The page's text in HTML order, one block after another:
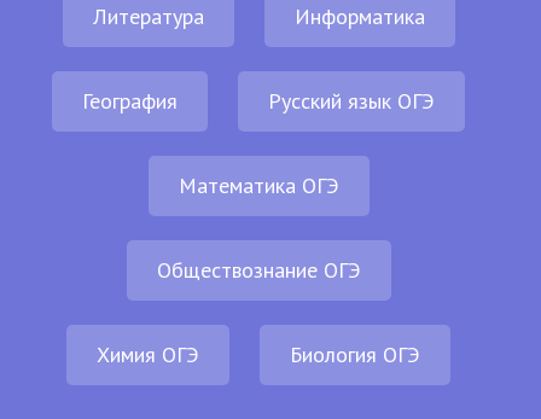
Литература Информатика
География Русский язык ОГЭ
Математика ОГЭ
Обществознание ОГЭ
Химия ОГЭ Биология ОГЭ